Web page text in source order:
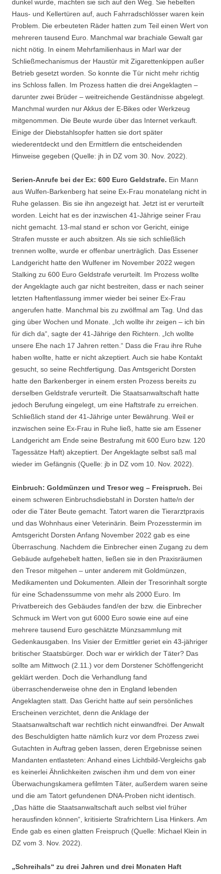
dunkel wurde, machten sie sich auf den Weg. Sie hebelten
Haus- und Kellertüren auf, auch Fahrradschlösser waren kein
Problem. Die erbeuteten Räder hatten zum Teil einen Wert von
mehreren tausend Euro. Manchmal war brachiale Gewalt gar
nicht nötig. In einem Mehrfamilienhaus in Marl war der
Schließmechanismus der Haustür mit Zigarettenkippen außer
Betrieb gesetzt worden. So konnte die Tür nicht mehr richtig
ins Schloss fallen. Im Prozess hatten die drei Angeklagten –
darunter zwei Brüder – weitreichende Geständnisse abgelegt.
Manchmal wurden nur Akkus der E-Bikes oder Werkzeug
mitgenommen. Die Beute wurde über das Internet verkauft.
Einige der Diebstahlsopfer hatten sie dort später
wiederentdeckt und den Ermittlern die entscheidenden
Hinweise gegeben (Quelle: jh in DZ vom 30. Nov. 2022).
Serien-Anrufe bei der Ex: 600 Euro Geldstrafe. Ein Mann
aus Wulfen-Barkenberg hat seine Ex-Frau monatelang nicht in
Ruhe gelassen. Bis sie ihn angezeigt hat. Jetzt ist er verurteilt
worden. Leicht hat es der inzwischen 41-Jährige seiner Frau
nicht gemacht. 13-mal stand er schon vor Gericht, einige
Strafen musste er auch absitzen. Als sie sich schließlich
trennen wollte, wurde er offenbar unerträglich. Das Essener
Landgericht hatte den Wulfener im November 2022 wegen
Stalking zu 600 Euro Geldstrafe verurteilt. Im Prozess wollte
der Angeklagte auch gar nicht bestreiten, dass er nach seiner
letzten Haftentlassung immer wieder bei seiner Ex-Frau
angerufen hatte. Manchmal bis zu zwölfmal am Tag. Und das
ging über Wochen und Monate. „Ich wollte ihr zeigen – ich bin
für dich da“, sagte der 41-Jährige den Richtern. „Ich wollte
unsere Ehe nach 17 Jahren retten.“ Dass die Frau ihre Ruhe
haben wollte, hatte er nicht akzeptiert. Auch sie habe Kontakt
gesucht, so seine Rechtfertigung. Das Amtsgericht Dorsten
hatte den Barkenberger in einem ersten Prozess bereits zu
derselben Geldstrafe verurteilt. Die Staatsanwaltschaft hatte
jedoch Berufung eingelegt, um eine Haftstrafe zu erreichen.
Schließlich stand der 41-Jährige unter Bewährung. Weil er
inzwischen seine Ex-Frau in Ruhe ließ, hatte sie am Essener
Landgericht am Ende seine Bestrafung mit 600 Euro bzw. 120
Tagessätze Haft) akzeptiert. Der Angeklagte selbst saß mal
wieder im Gefängnis (Quelle: jb in DZ vom 10. Nov. 2022).
Einbruch: Goldmünzen und Tresor weg – Freispruch. Bei
einem schweren Einbruchsdiebstahl in Dorsten hatte/n der
oder die Täter Beute gemacht. Tatort waren die Tierarztpraxis
und das Wohnhaus einer Veterinärin. Beim Prozesstermin im
Amtsgericht Dorsten Anfang November 2022 gab es eine
Überraschung. Nachdem die Einbrecher einen Zugang zu dem
Gebäude aufgehebelt hatten, ließen sie in den Praxisräumen
den Tresor mitgehen – unter anderem mit Goldmünzen,
Medikamenten und Dokumenten. Allein der Tresorinhalt sorgte
für eine Schadenssumme von mehr als 2000 Euro. Im
Privatbereich des Gebäudes fand/en der bzw. die Einbrecher
Schmuck im Wert von gut 6000 Euro sowie eine auf eine
mehrere tausend Euro geschätzte Münzsammlung mit
Gedenkausgaben. Ins Visier der Ermittler geriet ein 43-jähriger
britischer Staatsbürger. Doch war er wirklich der Täter? Das
sollte am Mittwoch (2.11.) vor dem Dorstener Schöffengericht
geklärt werden. Doch die Verhandlung fand
überraschenderweise ohne den in England lebenden
Angeklagten statt. Das Gericht hatte auf sein persönliches
Erscheinen verzichtet, denn die Anklage der
Staatsanwaltschaft war rechtlich nicht einwandfrei. Der Anwalt
des Beschuldigten hatte nämlich kurz vor dem Prozess zwei
Gutachten in Auftrag geben lassen, deren Ergebnisse seinen
Mandanten entlasteten: Anhand eines Lichtbild-Vergleichs gab
es keinerlei Ähnlichkeiten zwischen ihm und dem von einer
Überwachungskamera gefilmten Täter, außerdem waren seine
und die am Tatort gefundenen DNA-Proben nicht identisch.
„Das hätte die Staatsanwaltschaft auch selbst viel früher
herausfinden können“, kritisierte Strafrichtern Lisa Hinkers. Am
Ende gab es einen glatten Freispruch (Quelle: Michael Klein in
DZ vom 3. Nov. 2022).
„Schreihals“ zu drei Jahren und drei Monaten Haft